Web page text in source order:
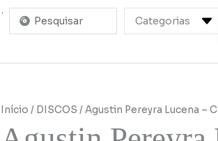
Pesquisar
...
Início / DISCOS / Agustin Pereyra Lucena –